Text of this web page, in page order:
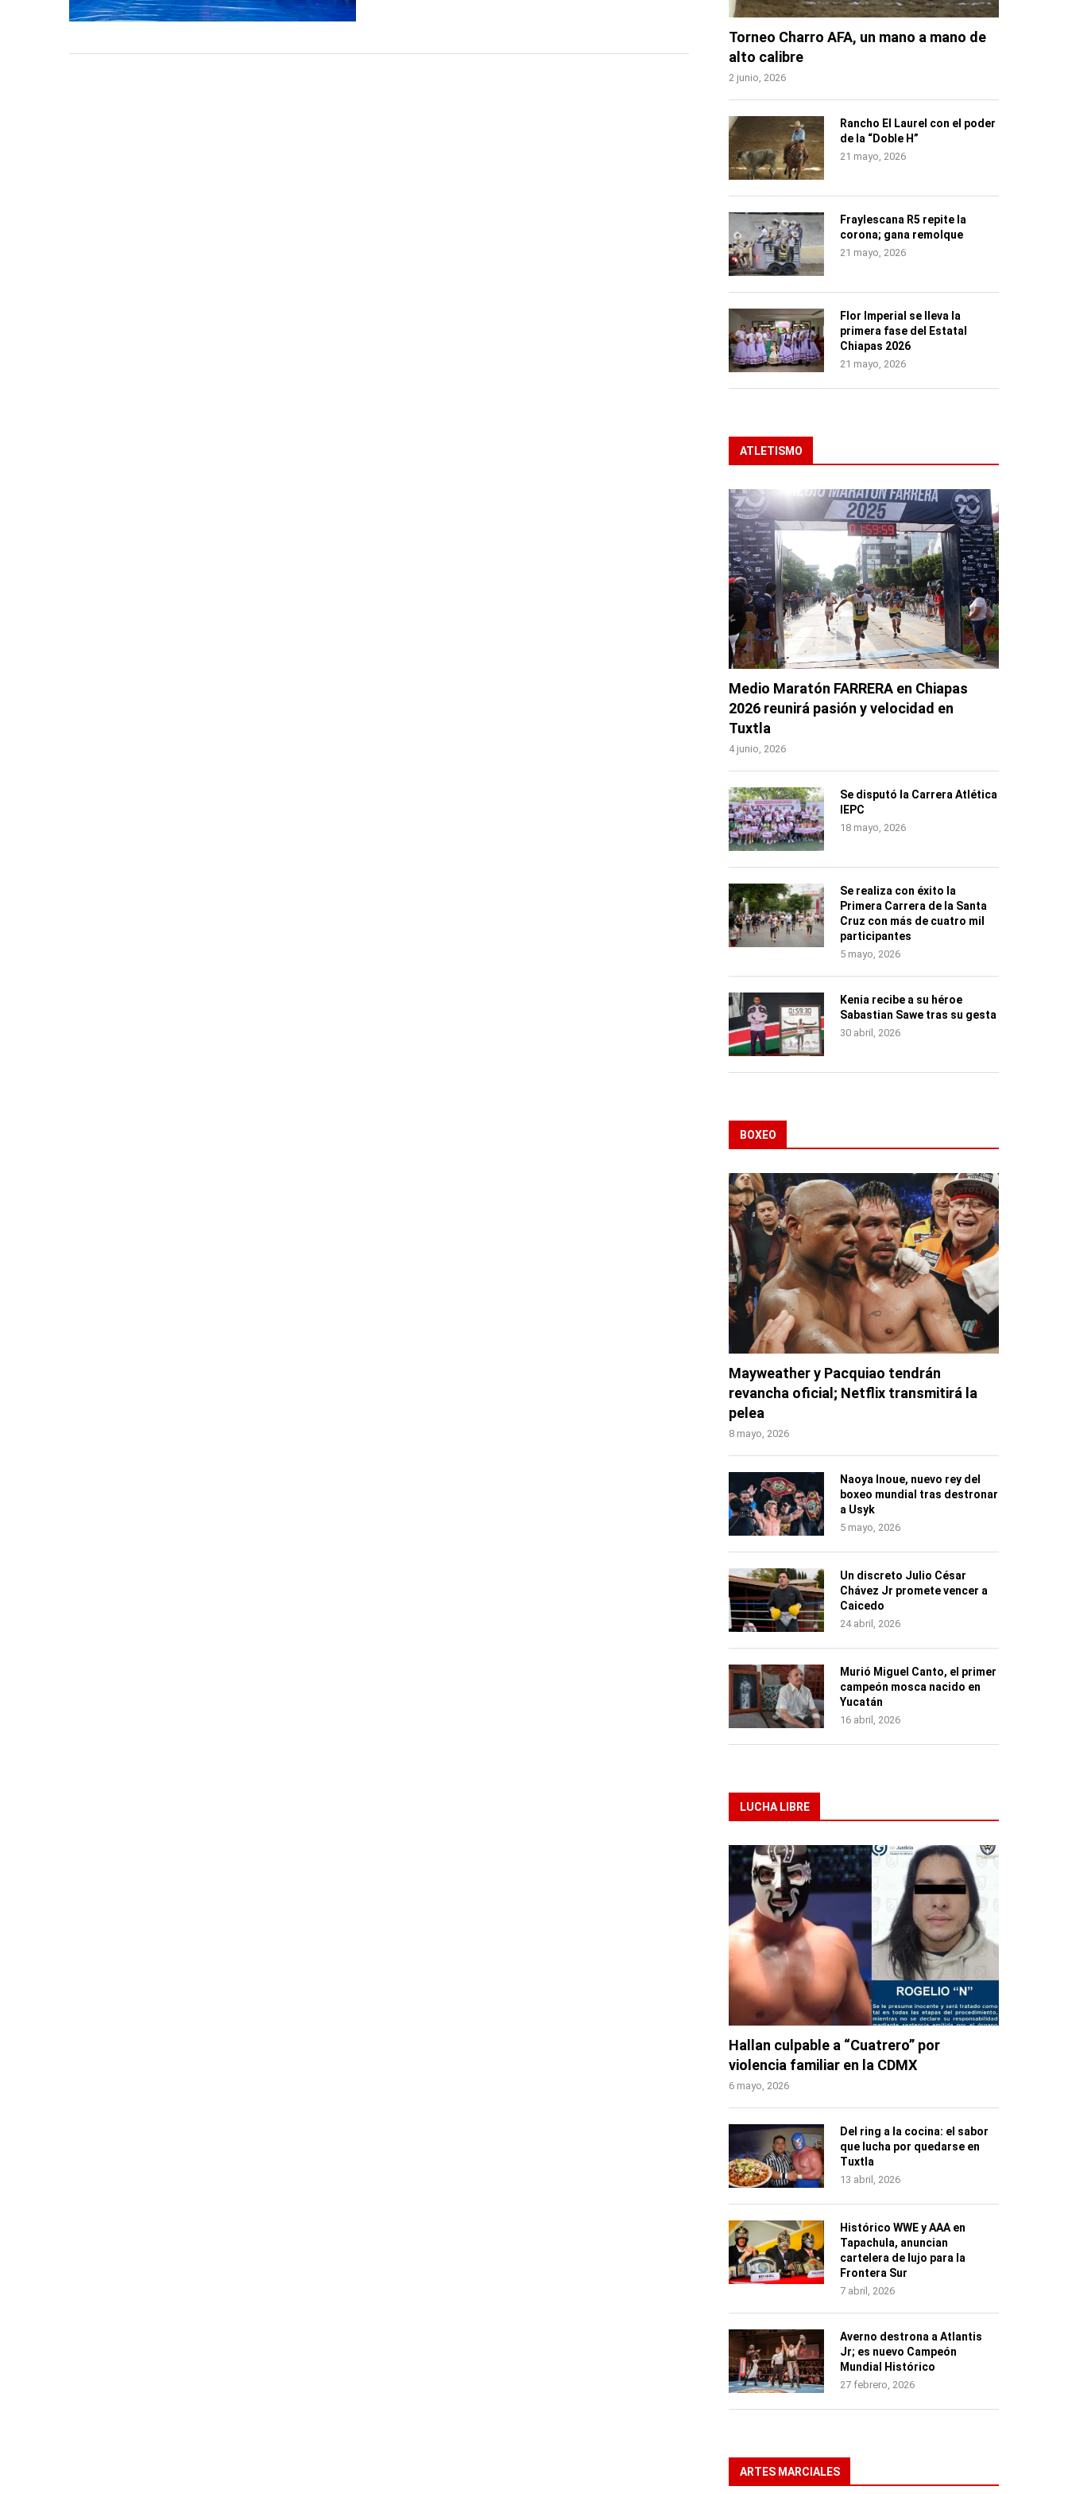
Torneo Charro AFA, un mano a mano de
alto calibre
2 junio, 2026
Rancho El Laurel con el poder
de la “Doble H”
21 mayo, 2026
Fraylescana R5 repite la
corona; gana remolque
21 mayo, 2026
Flor Imperial se lleva la
primera fase del Estatal
Chiapas 2026
21 mayo, 2026
ATLETISMO
Medio Maratón FARRERA en Chiapas
2026 reunirá pasión y velocidad en
Tuxtla
4 junio, 2026
Se disputó la Carrera Atlética
IEPC
18 mayo, 2026
Se realiza con éxito la
Primera Carrera de la Santa
Cruz con más de cuatro mil
participantes
5 mayo, 2026
Kenia recibe a su héroe
Sabastian Sawe tras su gesta
30 abril, 2026
BOXEO
Mayweather y Pacquiao tendrán
revancha oficial; Netflix transmitirá la
pelea
8 mayo, 2026
Naoya Inoue, nuevo rey del
boxeo mundial tras destronar
a Usyk
5 mayo, 2026
Un discreto Julio César
Chávez Jr promete vencer a
Caicedo
24 abril, 2026
Murió Miguel Canto, el primer
campeón mosca nacido en
Yucatán
16 abril, 2026
LUCHA LIBRE
Hallan culpable a “Cuatrero” por
violencia familiar en la CDMX
6 mayo, 2026
Del ring a la cocina: el sabor
que lucha por quedarse en
Tuxtla
13 abril, 2026
Histórico WWE y AAA en
Tapachula, anuncian
cartelera de lujo para la
Frontera Sur
7 abril, 2026
Averno destrona a Atlantis
Jr; es nuevo Campeón
Mundial Histórico
27 febrero, 2026
ARTES MARCIALES